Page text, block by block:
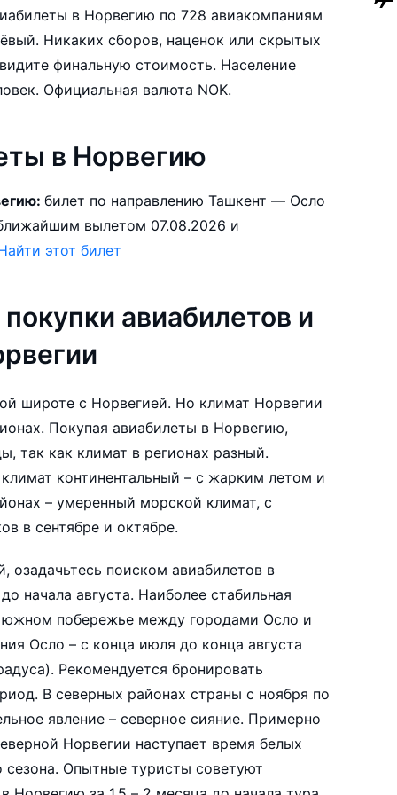
в Норвегию по 728 авиакомпаниям
Никаких сборов, наценок или скрытых
финальную стоимость. Население
Норвегии составляет 5,009,150 человек. Официальная валюта NOK.
в Норвегию
билет по направлению Ташкент — Осло
этот билет
авиабилетов и
широте с Норвегией. Но климат Норвегии
Покупая авиабилеты в Норвегию,
так как климат в регионах разный.
континентальный – с жарким летом и
– умеренный морской климат, с
в сентябре и октябре.
озадачьтесь поиском авиабилетов в
начала августа. Наиболее стабильная
южном побережье между городами Осло и
Осло – с конца июля до конца августа
Рекомендуется бронировать
В северных районах страны с ноября по
явление – северное сияние. Примерно
Норвегии наступает время белых
сезона. Опытные туристы советуют